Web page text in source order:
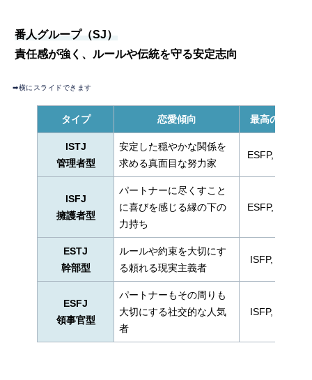
番人グループ（SJ）
責任感が強く、ルールや伝統を守る安定志向
➡︎横にスライドできます
タイプ 恋愛傾向 最高の相性
ISTJ
管理者型
安定した穏やかな関係を
求める真面目な努力家
ESFP, ESTP
ISFJ
擁護者型
パートナーに尽くすこと
に喜びを感じる縁の下の
力持ち
ESFP, ESTP
ESTJ
幹部型
ルールや約束を大切にす
る頼れる現実主義者
ISFP, INFP
ESFJ
領事官型
パートナーもその周りも
大切にする社交的な人気
者
ISFP, INFP